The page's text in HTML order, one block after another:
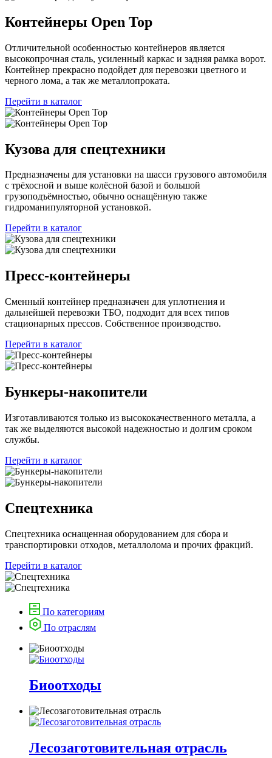
Контейнеры Open Top
Отличительной особенностью контейнеров является
высокопрочная сталь, усиленный каркас и задняя рамка ворот.
Контейнер прекрасно подойдет для перевозки цветного и
черного лома, а так же металлопроката.
Перейти в каталог
Кузова для спецтехники
Предназначены для установки на шасси грузового автомобиля
с трёхосной и выше колёсной базой и большой
грузоподъёмностью, обычно оснащённую также
гидроманипуляторной установкой.
Перейти в каталог
Пресс-контейнеры
Сменный контейнер предназначен для уплотнения и
дальнейшей перевозки ТБО, подходит для всех типов
стационарных прессов. Собственное производство.
Перейти в каталог
Бункеры-накопители
Изготавливаются только из высококачественного металла, а
так же выделяются высокой надежностью и долгим сроком
службы.
Перейти в каталог
Спецтехника
Спецтехника оснащенная оборудованием для сбора и
транспортировки отходов, металлолома и прочих фракций.
Перейти в каталог
По категориям
По отраслям
Биоотходы
Лесозаготовительная отрасль